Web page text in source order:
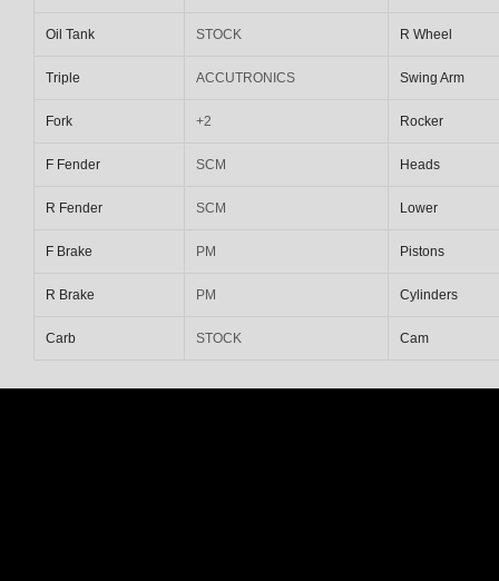
Oil Tank STOCK R Wheel
Triple ACCUTRONICS Swing Arm
Fork +2 Rocker
F Fender SCM Heads
R Fender SCM Lower
F Brake PM Pistons
R Brake PM Cylinders
Carb STOCK Cam